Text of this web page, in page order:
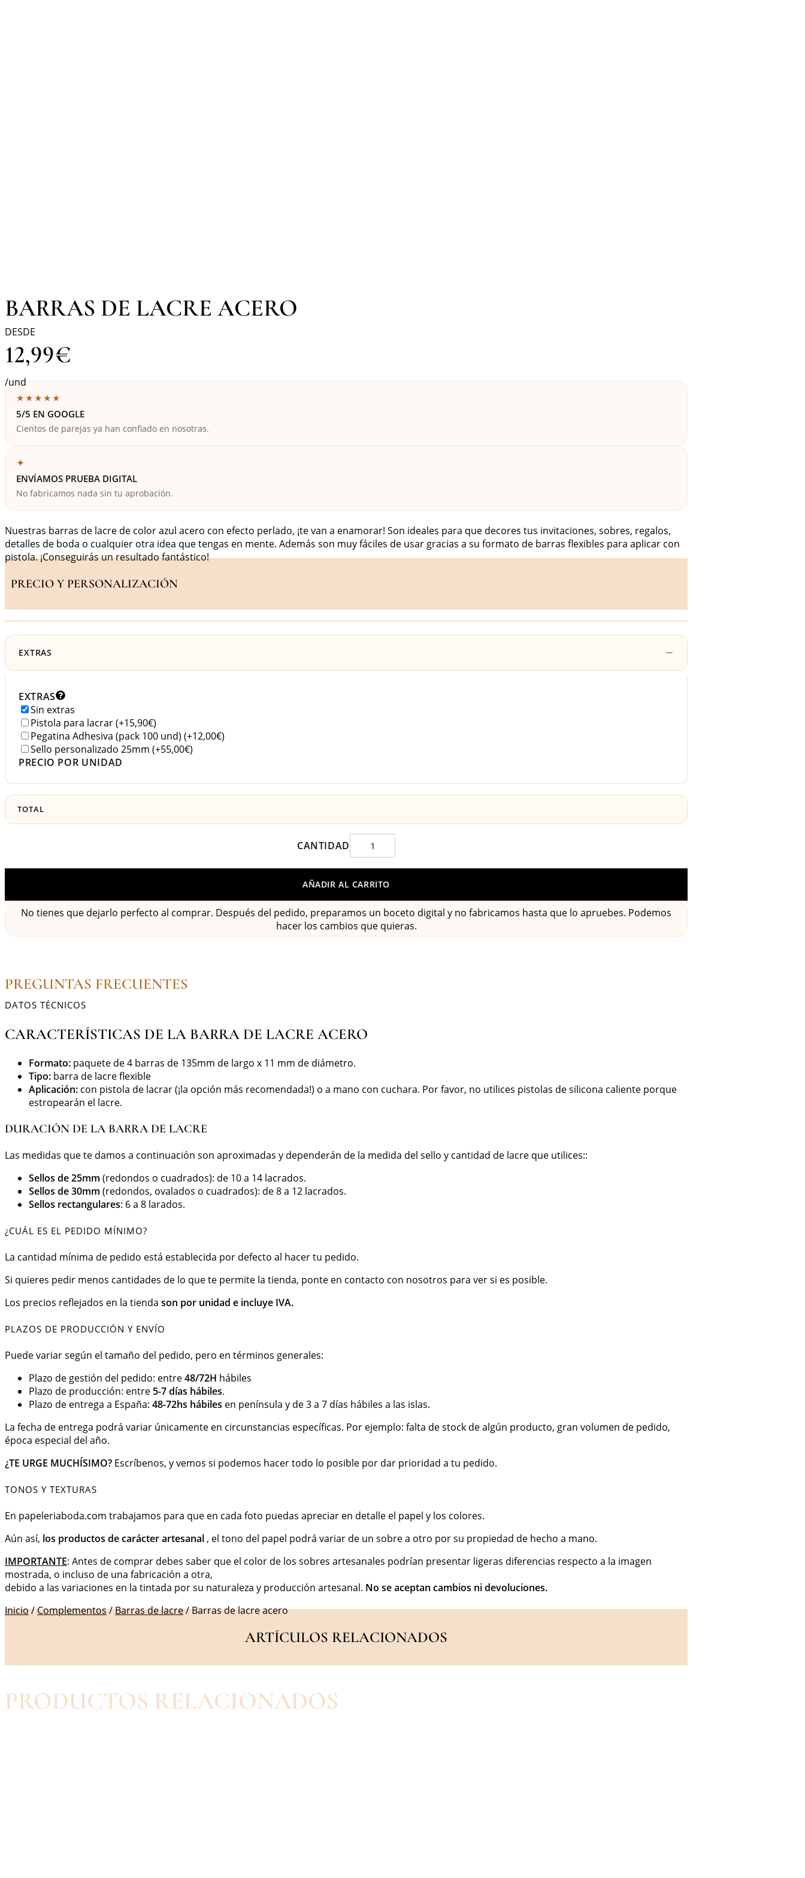
BARRAS DE LACRE ACERO
DESDE
12,99€
/und
★★★★★
5/5 EN GOOGLE
Cientos de parejas ya han confiado en nosotras.
✦
ENVÍAMOS PRUEBA DIGITAL
No fabricamos nada sin tu aprobación.
Nuestras barras de lacre de color azul acero con efecto perlado, ¡te van a enamorar! Son ideales para que decores tus invitaciones, sobres, regalos,
detalles de boda o cualquier otra idea que tengas en mente. Además son muy fáciles de usar gracias a su formato de barras flexibles para aplicar con
pistola. ¡Conseguirás un resultado fantástico!
PRECIO Y PERSONALIZACIÓN
EXTRAS
EXTRAS
Sin extras
Pistola para lacrar(+15,90€)
Pegatina Adhesiva (pack 100 und) (+12,00€)
Sello personalizado 25mm (+55,00€)
PRECIO POR UNIDAD
TOTAL
AÑADIR AL CARRITO
No tienes que dejarlo perfecto al comprar. Después del pedido, preparamos un boceto digital y no fabricamos hasta que lo apruebes. Podemos
hacer los cambios que quieras.
PREGUNTAS FRECUENTES
DATOS TÉCNICOS
CARACTERÍSTICAS DE LA BARRA DE LACRE ACERO
Formato: paquete de 4 barras de 135mm de largo x 11 mm de diámetro.
Tipo: barra de lacre flexible
Aplicación: con pistola de lacrar (¡la opción más recomendada!) o a mano con cuchara. Por favor, no utilices pistolas de silicona caliente porque
estropearán el lacre.
DURACIÓN DE LA BARRA DE LACRE
Las medidas que te damos a continuación son aproximadas y dependerán de la medida del sello y cantidad de lacre que utilices::
Sellos de 25mm (redondos o cuadrados): de 10 a 14 lacrados.
Sellos de 30mm (redondos, ovalados o cuadrados): de 8 a 12 lacrados.
Sellos rectangulares: 6 a 8 larados.
¿CUÁL ES EL PEDIDO MÍNIMO?
La cantidad mínima de pedido está establecida por defecto al hacer tu pedido.
Si quieres pedir menos cantidades de lo que te permite la tienda, ponte en contacto con nosotros para ver si es posible.
Los precios reflejados en la tienda son por unidad e incluye IVA.
PLAZOS DE PRODUCCIÓN Y ENVÍO
Puede variar según el tamaño del pedido, pero en términos generales:
Plazo de gestión del pedido: entre48/72H hábiles
Plazo de producción: entre 5-7 días hábiles.
Plazo de entrega a España: 48-72hs hábiles en península y de 3 a 7 días hábiles a las islas.
La fecha de entrega podrá variar únicamente en circunstancias específicas. Por ejemplo: falta de stock de algún producto, gran volumen de pedido,
época especial del año.
¿TE URGE MUCHÍSIMO? Escríbenos, y vemos si podemos hacer todo lo posible por dar prioridad a tu pedido.
TONOS Y TEXTURAS
En papeleriaboda.com trabajamos para que en cada foto puedas apreciar en detalle el papel y los colores.
Aún así, los productos de carácter artesanal , el tono del papel podrá variar de un sobre a otro por su propiedad de hecho a mano.
IMPORTANTE: Antes de comprar debes saber que el color de los sobres artesanales podrían presentar ligeras diferencias respecto a la imagen
mostrada, o incluso de una fabricación a otra,
debido a las variaciones en la tintada por su naturaleza y producción artesanal. No se aceptan cambios ni devoluciones.
Inicio/Complementos/Barras de lacre/ Barras de lacre acero
ARTÍCULOS RELACIONADOS
PRODUCTOS RELACIONADOS